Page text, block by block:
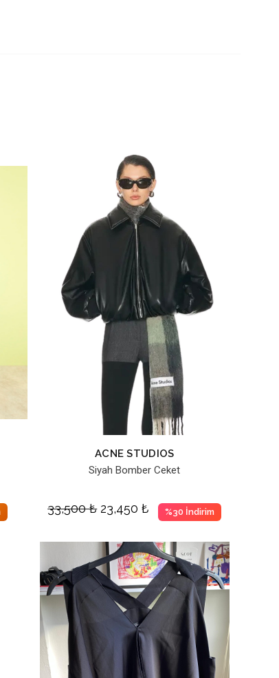
ACNE STUDIOS
Siyah Bomber Ceket
33,500₺ 23,450₺ %30 İndirim